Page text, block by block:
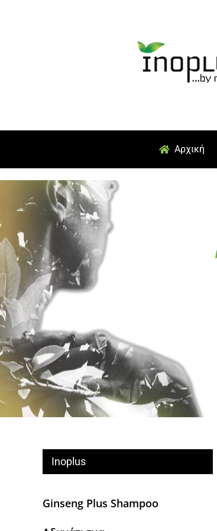
Αρχική
Inoplus
Ginseng Plus Shampoo